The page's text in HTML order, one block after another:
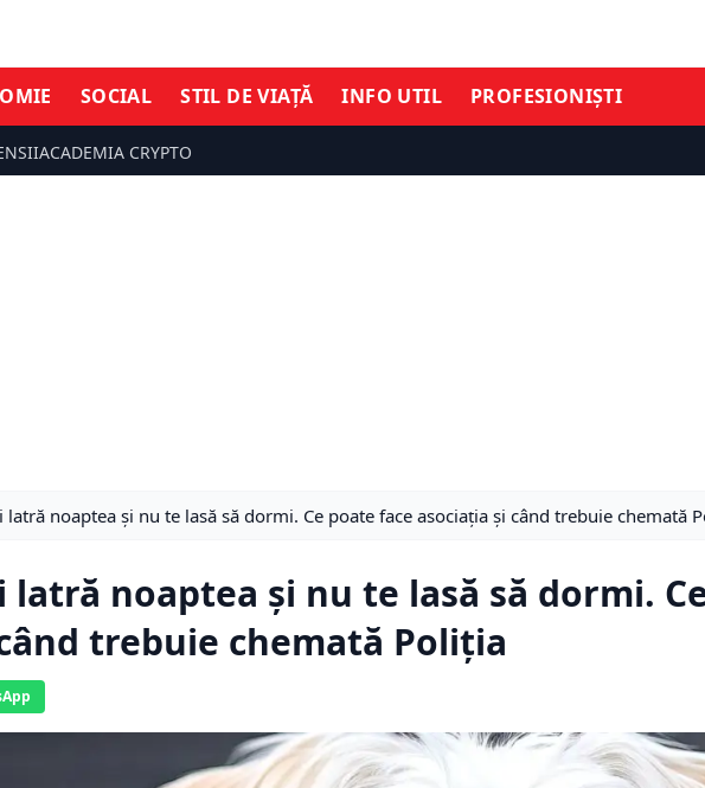
SOCIAL STIL DE VIAȚĂ INFO UTIL PROFESIONIȘTI
ACADEMIA CRYPTO
latră noaptea și nu te lasă să dormi. Ce poate face asociația și când trebuie chemată
latră noaptea și nu te lasă să dormi.
trebuie chemată Poliția